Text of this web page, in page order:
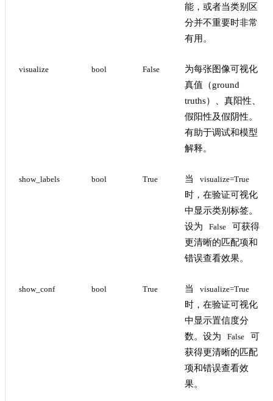
能，或者当类别区
分并不重要时非常
有用。
visualize bool False
为每张图像可视化
真值（ground
truths）、真阳性、
假阳性及假阴性。
有助于调试和模型
解释。
show_labels bool True 当 visualize=True
时，在验证可视化
中显示类别标签。
设为
False
可获得
更清晰的匹配项和
错误查看效果。
show_conf bool True 当 visualize=True
时，在验证可视化
中显示置信度分
数。设为
False
可
获得更清晰的匹配
项和错误查看效
果。